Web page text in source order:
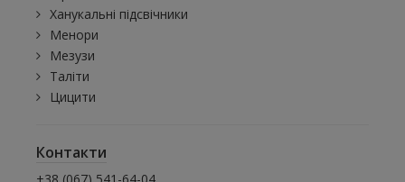
Ханукальні підсвічники
Менори
Мезузи
Таліти
Цицити
Контакти